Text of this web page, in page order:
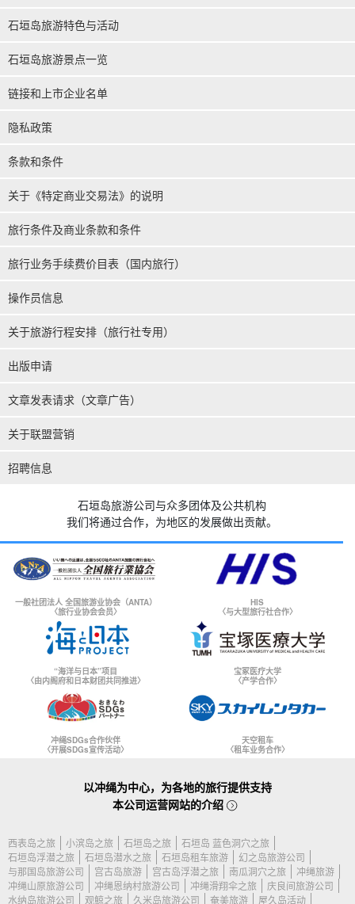
石垣岛旅游特色与活动
石垣岛旅游景点一览
链接和上市企业名单
隐私政策
条款和条件
关于《特定商业交易法》的说明
旅行条件及商业条款和条件
旅行业务手续费价目表（国内旅行）
操作员信息
关于旅游行程安排（旅行社专用）
出版申请
文章发表请求（文章广告）
关于联盟营销
招聘信息
石垣岛旅游公司与众多团体及公共机构
我们将通过合作，为地区的发展做出贡献。
一般社团法人 全国旅游业协会（ANTA）
〈旅行业协会会员〉
HIS
〈与大型旅行社合作〉
“海洋与日本”项目
〈由内阁府和日本财团共同推进〉
宝冢医疗大学
〈产学合作〉
冲绳SDGs合作伙伴
〈开展SDGs宣传活动〉
天空租车
〈租车业务合作〉
以冲绳为中心，为各地的旅行提供支持
本公司运营网站的介绍
西表岛之旅 小滨岛之旅 石垣岛之旅
石垣岛 蓝色洞穴之旅
石垣岛浮潜之旅
石垣岛潜水之旅 石垣岛租车旅游
幻之岛旅游公司
与那国岛旅游公司
宫古岛旅游 宫古岛浮潜之旅 南瓜洞穴之旅
冲绳旅游
冲绳山原旅游公司
冲绳恩纳村旅游公司 冲绳滑翔伞之旅
庆良间旅游公司
水纳岛旅游公司
观鲸之旅 久米岛旅游公司 奄美旅游 屋久岛活动